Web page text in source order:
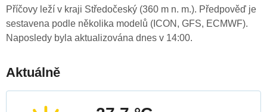
Příčovy leží v kraji Středočeský (360 m n. m.). Předpověď je
sestavena podle několika modelů (ICON, GFS, ECMWF).
Naposledy byla aktualizována dnes v 14:00.
Aktuálně